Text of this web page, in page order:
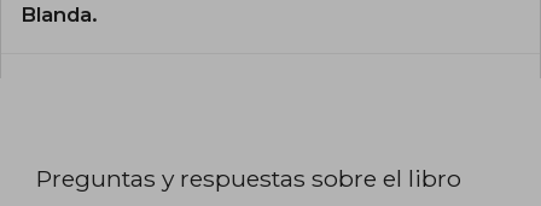
Blanda.
Preguntas y respuestas sobre el libro